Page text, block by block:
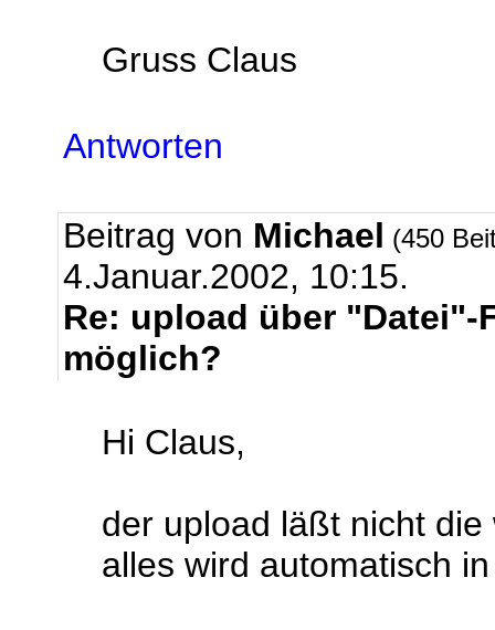
Gruss Claus
Antworten
Beitrag von Michael (450
4.Januar.2002, 10:15.
Re: upload über
möglich?
Hi Claus,
der upload läßt nicht
alles wird automatisch